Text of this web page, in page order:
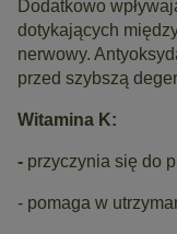
Dodatkowo
dotykających
nerwowy.
przed szybszą
Witamina K:
- przyczynia się do
- pomaga w